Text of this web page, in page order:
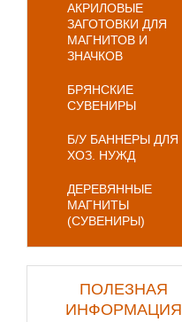
АКРИЛОВЫЕ
ЗАГОТОВКИ ДЛЯ
МАГНИТОВ И
ЗНАЧКОВ
БРЯНСКИЕ
СУВЕНИРЫ
Б/У БАННЕРЫ ДЛЯ
ХОЗ. НУЖД
ДЕРЕВЯННЫЕ
МАГНИТЫ
(СУВЕНИРЫ)
ПОЛЕЗНАЯ
ИНФОРМАЦИЯ